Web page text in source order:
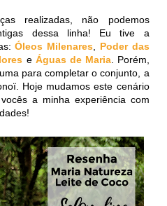
realizadas, não podemos
dessa linha! Eu tive a
Óleos Milenares
Poder das
e Águas de Maria. Porém,
para completar o conjunto, a
Hoje mudamos este cenário
a minha experiência com